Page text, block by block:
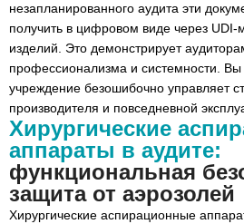
незапланированного аудита эти
получить в цифровом виде через UDI-
изделий. Это демонстрирует
профессионализма и системности. Вы
учреждение безошибочно управляет
производителя и повседневной
Хирургические
аппараты в аудите:
функциональная
защита от аэрозолей
Хирургические аспирационные